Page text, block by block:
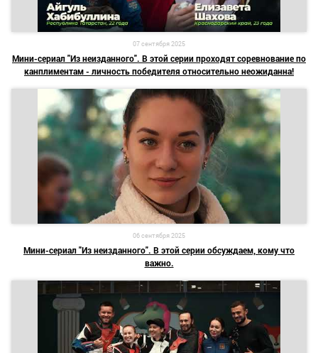
07 сентября 2025
Мини-сериал "Из неизданного". В этой серии проходят соревнование по
канплиментам - личность победителя относительно неожиданна!
06 сентября 2025
Мини-сериал "Из неизданного". В этой серии обсуждаем, кому что
важно.